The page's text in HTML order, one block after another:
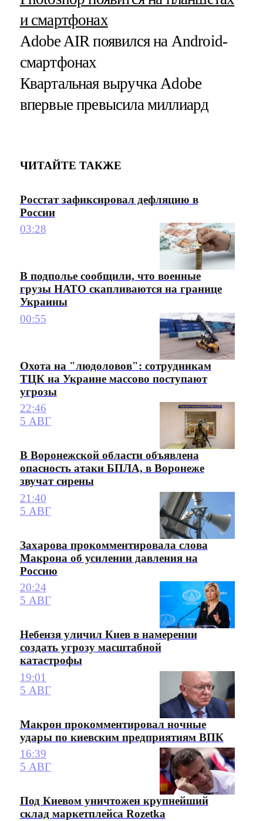
и смартфонах
Adobe AIR появился на Android-
смартфонах
Квартальнаявыручка Adobe
впервые превысила миллиард
ЧИТАЙТЕ ТАКЖЕ
Росстат зафиксировал дефляцию в
России
03:28
В подполье сообщили, что военные
грузы НАТО скапливаются на границе
Украины
00:55
Охота на "людоловов": сотрудникам
ТЦК на Украине массово поступают
угрозы
22:46
5 АВГ
В Воронежской области объявлена
опасность атаки БПЛА, в Воронеже
звучат сирены
21:40
5 АВГ
Захарова прокомментировала слова
Макрона об усилении давления на
Россию
20:24
5 АВГ
Небензя уличил Киев в намерении
создать угрозу масштабной
катастрофы
19:01
5 АВГ
Макрон прокомментировал ночные
удары по киевским предприятиям ВПК
16:39
5 АВГ
Под Киевом уничтожен крупнейший
склад маркетплейса Rozetka